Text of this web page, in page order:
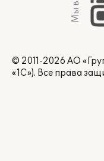
© 2011-2026 АО
«1С»). Все права